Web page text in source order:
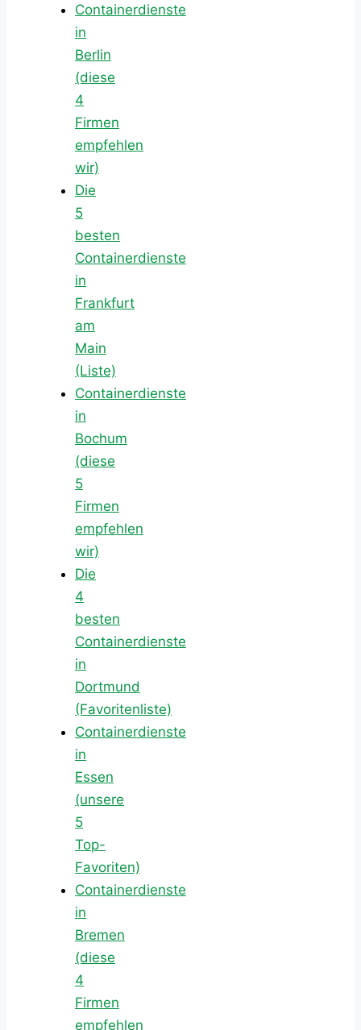
Containerdienste
in
Berlin
(diese
4
Firmen
empfehlen
wir)
Die
5
besten
Containerdienste
in
Frankfurt
am
Main
(Liste)
Containerdienste
in
Bochum
(diese
5
Firmen
empfehlen
wir)
Die
4
besten
Containerdienste
in
Dortmund
(Favoritenliste)
Containerdienste
in
Essen
(unsere
5
Top-
Favoriten)
Containerdienste
in
Bremen
(diese
4
Firmen
empfehlen